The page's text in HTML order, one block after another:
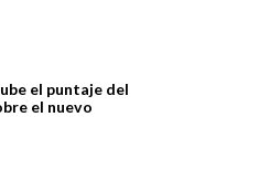
el puntaje del
el nuevo